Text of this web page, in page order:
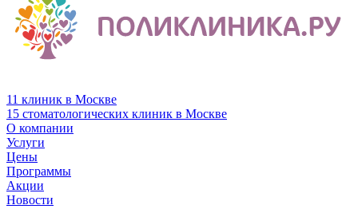
11 клиник в Москве
15 стоматологических клиник в Москве
О компании
Услуги
Цены
Программы
Акции
Новости